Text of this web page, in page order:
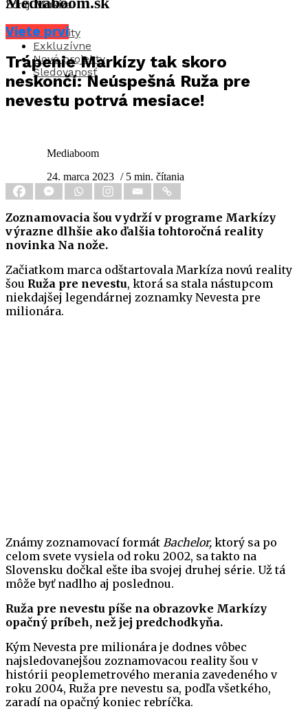
Aktuality
Exkluzívne
Nové projekty
Sledovanosť
Zdroj: Markíza
Viete prví
Trápenie Markízy tak skoro
neskončí: Neúspešná Ruža pre
nevestu potrvá mesiace!
Mediaboom
24. marca 2023 / 5 min. čítania
Zoznamovacia šou vydrží v programe Markízy
výrazne dlhšie ako ďalšia tohtoročná reality
novinka Na nože.
Začiatkom marca odštartovala Markíza novú reality
šou Ruža pre nevestu, ktorá sa stala nástupcom
niekdajšej legendárnej zoznamky Nevesta pre
milionára.
Známy zoznamovací formát Bachelor, ktorý sa po
celom svete vysiela od roku 2002, sa takto na
Slovensku dočkal ešte iba svojej druhej série. Už tá
môže byť nadlho aj poslednou.
Ruža pre nevestu píše na obrazovke Markízy
opačný príbeh, než jej predchodkyňa.
Kým Nevesta pre milionára je dodnes vôbec
najsledovanejšou zoznamovacou reality šou v
histórii peoplemetrového merania zavedeného v
roku 2004, Ruža pre nevestu sa, podľa všetkého,
zaradí na opačný koniec rebríčka.